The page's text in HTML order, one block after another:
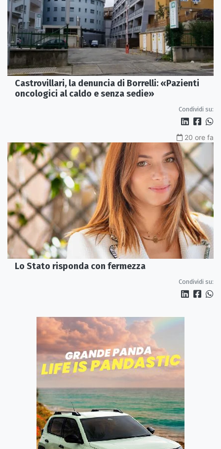
Castrovillari, la denuncia di Borrelli: «Pazienti
oncologici al caldo e senza sedie»
Condividi su:
20 ore fa
Lo Stato risponda con fermezza
Condividi su: